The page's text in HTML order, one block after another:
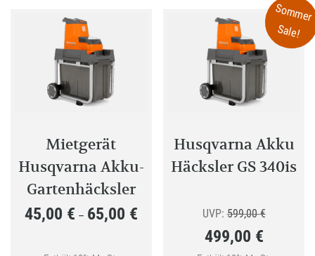
Mietgerät
Husqvarna Akku-
Gartenhäcksler
45,00 € – 65,00 €Preisspanne:
Sommer
Sale!
Husqvarna Akku
Häcksler GS 340is
UVP: 599,00€
499,00 €